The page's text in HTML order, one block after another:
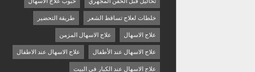
خلطات لعلاج تساقط الشعر طريقة التحضير
علاج الاسهال علاج الاسهال المزمن
علاج الاسهال عند الأطفال علاج الاسهال عند الاطفال
علاج الاسهال عند الكبار في البيت